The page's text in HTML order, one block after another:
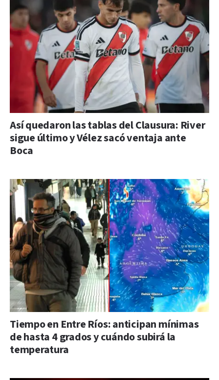
Así quedaron las tablas del Clausura: River
sigue último y Vélez sacó ventaja ante
Boca
Tiempo en Entre Ríos: anticipan mínimas
de hasta 4 grados y cuándo subirá la
temperatura